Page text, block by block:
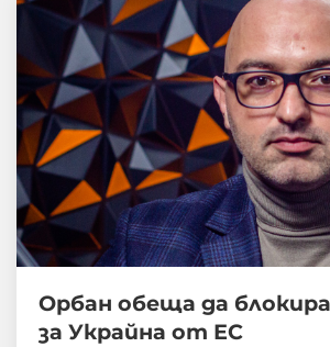
Орбан обеща да
за Украйна от ЕС